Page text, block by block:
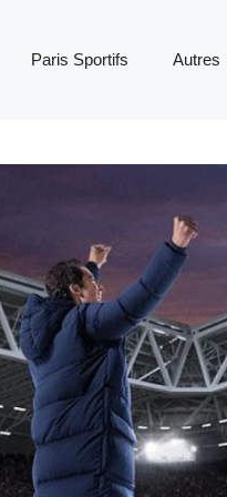
Paris Sportifs Autres